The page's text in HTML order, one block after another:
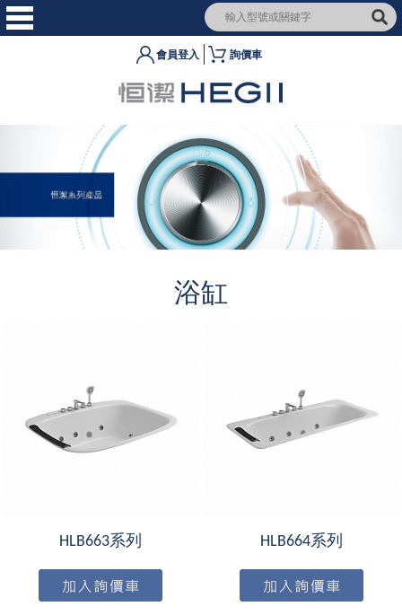
會員登入 詢價車
浴缸
HLB663系列 HLB664系列